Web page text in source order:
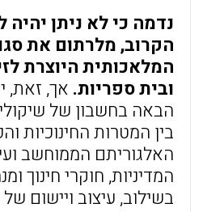
נדמה כי לא ניתן
הקרוב, מלרתום את
המלאכותית היוצרת
ובית ספריות. אך, זאת,
הבאה בחשבון של
בין המטרות החינוכיות
האלגוריתם הממוחשב
המדיניות, חוקרי חינוך
בשילוב, עיצוב ויישום